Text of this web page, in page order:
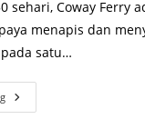
sehari, Coway Ferry
menapis dan
satu…
Penapis
Air